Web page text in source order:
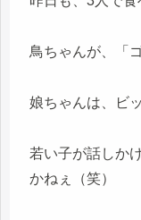
鳥ちゃんが、「
娘ちゃんは、ビ
若い子が話しか
かねぇ（笑）